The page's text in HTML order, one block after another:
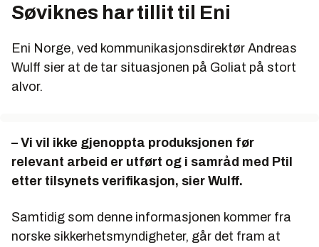
Søviknes har tillit til Eni
Eni Norge, ved kommunikasjonsdirektør Andreas
Wulff sier at de tar situasjonen på Goliat på stort
alvor.
– Vi vil ikke gjenoppta produksjonen før
relevant arbeid er utført og i samråd med Ptil
etter tilsynets verifikasjon, sier Wulff.
Samtidig som denne informasjonen kommer fra
norske sikkerhetsmyndigheter, går det fram at